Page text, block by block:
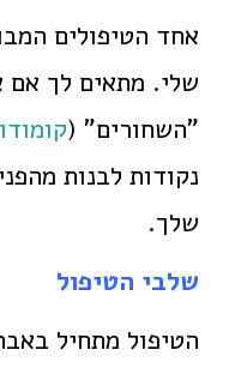
אחד הטיפולים
שלי. מתאים לך
"השחורים" (
נקודות לבנות
שלך.
שלבי הטיפול
הטיפול מתחיל